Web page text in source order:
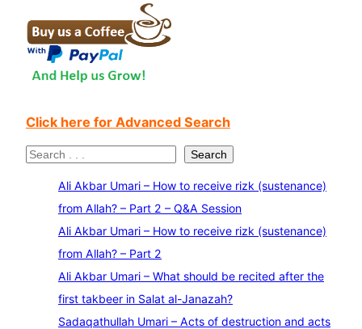
Click here for Advanced Search
S
Search
Ali Akbar Umari – How to receive rizk (sustenance)
from Allah? – Part 2 – Q&A Session
Ali Akbar Umari – How to receive rizk (sustenance)
from Allah? – Part 2
Ali Akbar Umari – What should be recited after the
first takbeer in Salat al-Janazah?
Sadaqathullah Umari – Acts of destruction and acts